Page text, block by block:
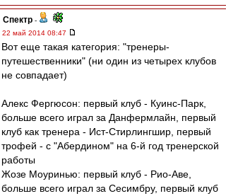
Спектр -
22 май 2014 08:47
Вот еще такая категория: "тренеры-
путешественники" (ни один из четырех клубов
не совпадает)
Алекс Фергюсон: первый клуб - Куинс-Парк,
больше всего играл за Данфермлайн, первый
клуб как тренера - Ист-Стирлингшир, первый
трофей - с "Абердином" на 6-й год тренерской
работы
Жозе Моуринью: первый клуб - Рио-Аве,
больше всего играл за Сесимбру, первый клуб